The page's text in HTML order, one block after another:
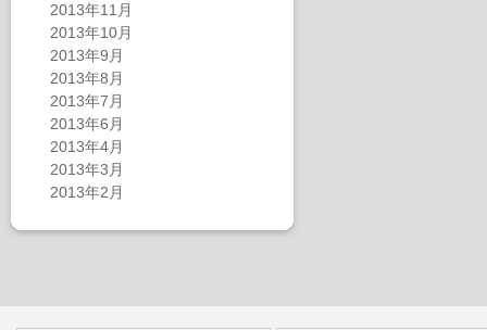
2013年11月
2013年10月
2013年9月
2013年8月
2013年7月
2013年6月
2013年4月
2013年3月
2013年2月